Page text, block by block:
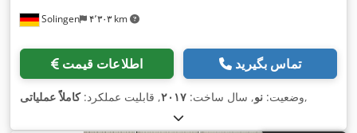
Solingen ۴٬۳۰۳ km
اطلاعات قیمت تماس بگیرید
وضعیت: نو, سال ساخت: ۲۰۱۷, قابلیت عملکرد:کاملاً عملیاتی ,